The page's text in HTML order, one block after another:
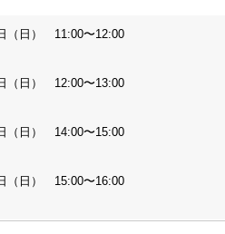
（日） 11:00〜12:00
（日） 12:00〜13:00
（日） 14:00〜15:00
（日） 15:00〜16:00